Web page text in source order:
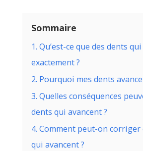
Sommaire
1. Qu’est-ce que des dents
exactement ?
2. Pourquoi mes dents
3. Quelles conséquences
dents qui avancent ?
4. Comment peut-on corriger
qui avancent ?